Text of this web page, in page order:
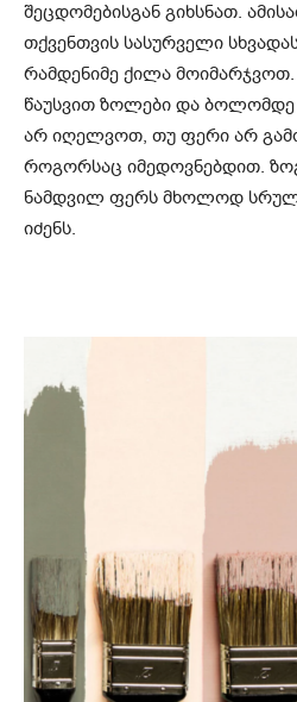
შეცდომებისგან გიხსნათ.
თქვენთვის სასურველი
რამდენიმე ქილა
წაუსვით ზოლები და
არ იღელვოთ, თუ ფერი არ
როგორსაც იმედოვნებდით.
ნამდვილ ფერს მხოლოდ
იძენს.